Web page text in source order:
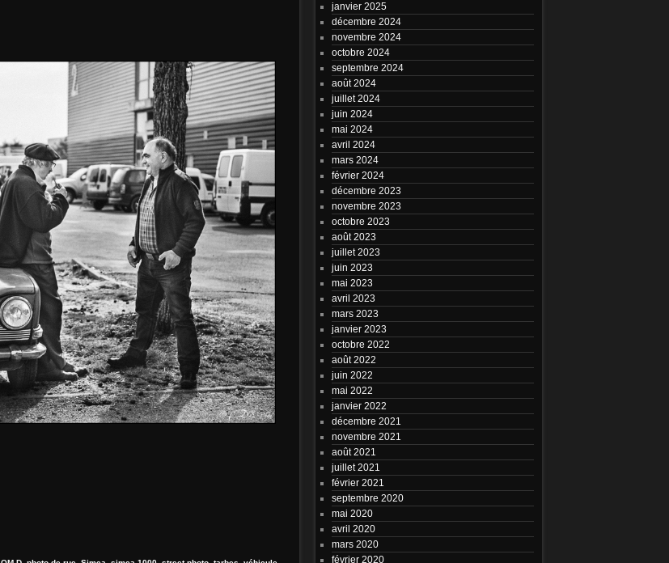
janvier 2025
décembre 2024
novembre 2024
octobre 2024
septembre 2024
août 2024
juillet 2024
juin 2024
mai 2024
avril 2024
mars 2024
février 2024
décembre 2023
novembre 2023
octobre 2023
août 2023
juillet 2023
juin 2023
mai 2023
avril 2023
mars 2023
janvier 2023
octobre 2022
août 2022
juin 2022
mai 2022
janvier 2022
décembre 2021
novembre 2021
août 2021
juillet 2021
février 2021
septembre 2020
mai 2020
avril 2020
mars 2020
février 2020